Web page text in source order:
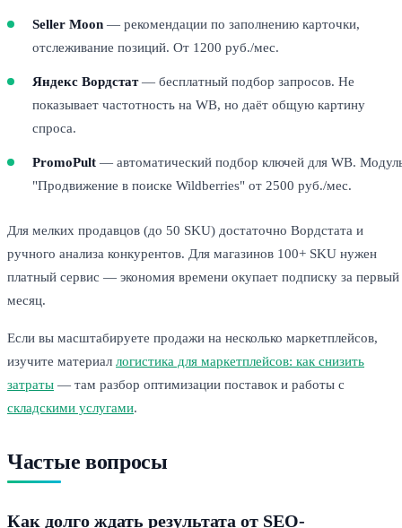
Seller Moon — рекомендации по заполнению карточки,
отслеживание позиций. От 1200 руб./мес.
Яндекс Вордстат— бесплатный подбор запросов. Не
показывает частотность на WB, но даёт общую картину
спроса.
PromoPult — автоматический подбор ключей для WB.
"Продвижение в поиске Wildberries" от 2500 руб./мес.
Для мелких продавцов (до 50 SKU) достаточно Вордстата и
ручного анализа конкурентов. Для магазинов 100+ SKU нужен
платный сервис — экономия времени окупает подписку за первый
месяц.
Если вы масштабируете продажи на несколько маркетплейсов,
изучите материал логистика для маркетплейсов: как снизить
затраты — там разбор оптимизации поставок и работы с
складскими услугами.
Частые вопросы
Как долго ждать результата от SEO-